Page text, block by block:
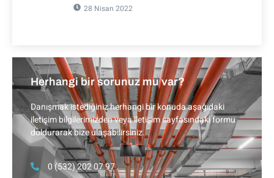
28 Nisan 2022
Herhangi bir sorunuz mu var?
Danışmak istediğiniz herhangi bir konuda aşağıdaki
iletişim bilgilerimizden veya iletişim sayfasındaki formu
doldurarak bize ulaşabilirsiniz.
0 (532) 202 07 97